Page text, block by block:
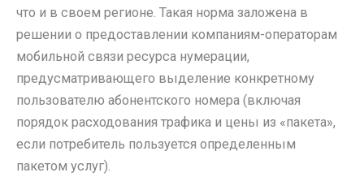
что и в своем регионе. Такая норма заложена в
решении о предоставлении компаниям-операторам
мобильной связи ресурса нумерации,
предусматривающего выделение конкретному
пользователю абонентского номера (включая
порядок расходования трафика и цены из «пакета»,
если потребитель пользуется определенным
пакетом услуг).